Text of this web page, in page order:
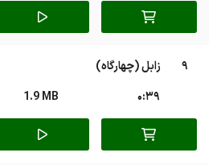
9
زابل (چهارگاه)
0:39
1.9 MB